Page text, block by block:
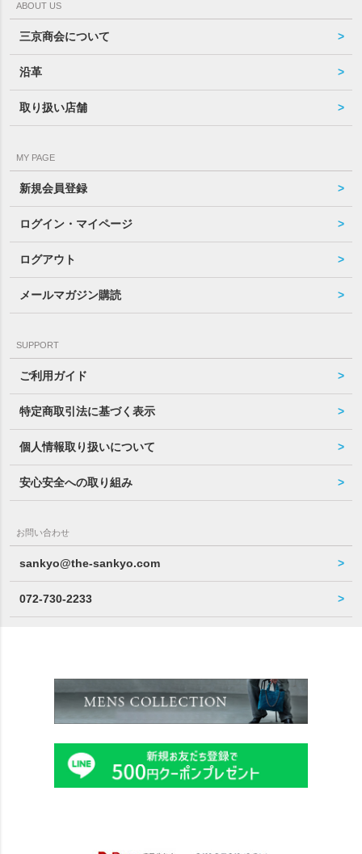
ABOUT US
三京商会について
沿革
取り扱い店舗
MY PAGE
新規会員登録
ログイン・マイページ
ログアウト
メールマガジン購読
SUPPORT
ご利用ガイド
特定商取引法に基づく表示
個人情報取り扱いについて
安心安全への取り組み
お問い合わせ
sankyo@the-sankyo.com
072-730-2233